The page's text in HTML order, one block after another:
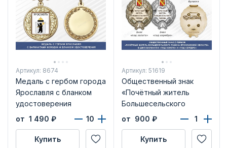
Артикул: 8674
Медаль с гербом города
Ярославля с бланком
удостоверения
от 1 490 ₽
Купить
Артикул: 51619
Общественный знак
«Почётный житель
Большесельского
района Ярославской
от 900 ₽
Купить